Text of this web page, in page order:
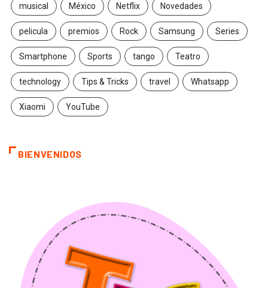
musical México Netflix Novedades
pelicula premios Rock Samsung Series
Smartphone Sports tango Teatro
technology Tips & Tricks travel Whatsapp
Xiaomi YouTube
BIENVENIDOS